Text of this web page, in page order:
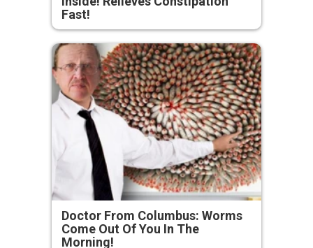
Fast!
Doctor From Columbus: Worms
Come Out Of You In The
Morning!